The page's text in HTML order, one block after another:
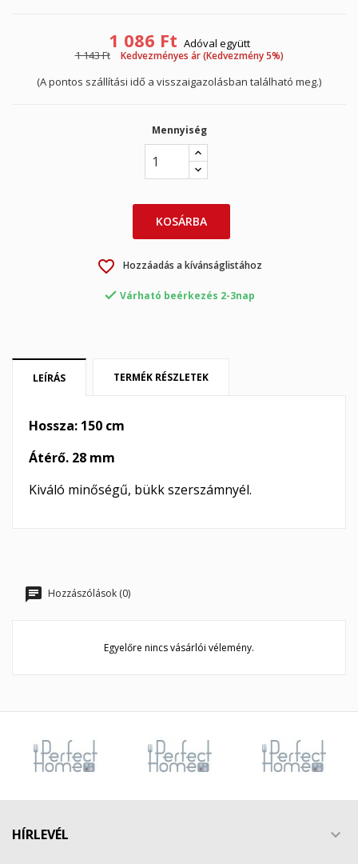
1 086 Ft Adóval együtt
1 143 Ft
Kedvezményes ár (Kedvezmény 5%)
(A pontos szállítási idő a visszaigazolásban található meg.)
Mennyiség
KOSÁRBA
favorite_border Hozzáadás a kívánságlistához
 Várható beérkezés 2-3nap
LEÍRÁS TERMÉK RÉSZLETEK
Hossza: 150 cm
Átérő. 28 mm
Kiváló minőségű, bükk szerszámnyél.
Hozzászólások (0)
Egyelőre nincs vásárlói vélemény.
HÍRLEVÉL 
My wishlists
Create new list
Kívánságlista létrehozása
Bejelentkezés
mentéséhez.